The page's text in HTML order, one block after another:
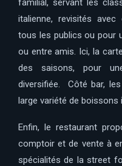
italienne, revisités
tous les publics ou pour
ou entre amis. Ici, la
des saisons, pour
diversifiée. Côté bar,
large variété de boissons
Enfin, le restaurant
comptoir et de vente à
spécialités de la street